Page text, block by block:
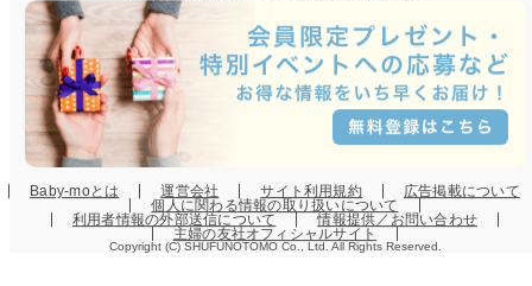
Baby-moとは 運営会社 サイト利用規約
広告掲載について
個人に関わる情報の取り扱いについて
利用者情報の外部送信について
情報提供／お問い合わせ
主婦の友社オフィシャルサイト
Copyright (C) SHUFUNOTOMO Co., Ltd. All Rights Reserved.